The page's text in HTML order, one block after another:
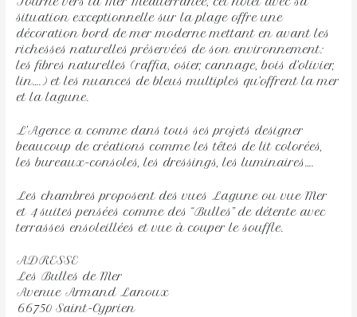
situation exceptionnelle sur la plage offre une
décoration bord de mer moderne mettant en avant les
richesses naturelles préservées de son environnement:
les fibres naturelles (raffia, osier, cannage, bois d’olivier,
lin….) et les nuances de bleus multiples qu’offrent la mer
et la lagune.
L’Agence a comme dans tous ses projets designer
beaucoup de créations comme les têtes de lit colorées,
les bureaux-consoles, les dressings, les luminaires….
Les chambres proposent des vues Lagune ou vue Mer
et 4 suites pensées comme des “Bulles” de détente avec
terrasses ensoleillées et vue à couper le souffle.
ADRESSE
Les Bulles de Mer
Avenue Armand Lanoux
66750 Saint-Cyprien